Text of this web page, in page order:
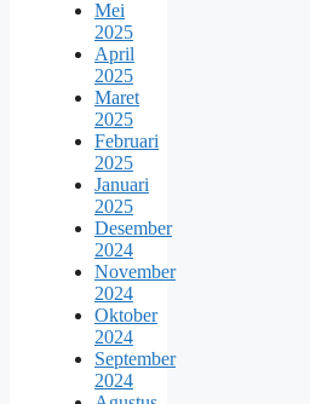
Mei
2025
April
2025
Maret
2025
Februari
2025
Januari
2025
Desember
2024
November
2024
Oktober
2024
September
2024